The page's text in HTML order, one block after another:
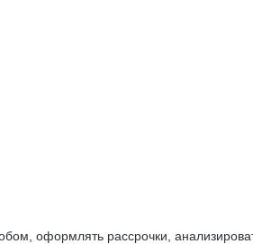
оформлять рассрочки,